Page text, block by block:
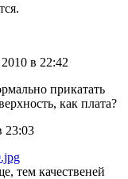
в 22:42
прикатать
как плата?
23:03
тем качественей